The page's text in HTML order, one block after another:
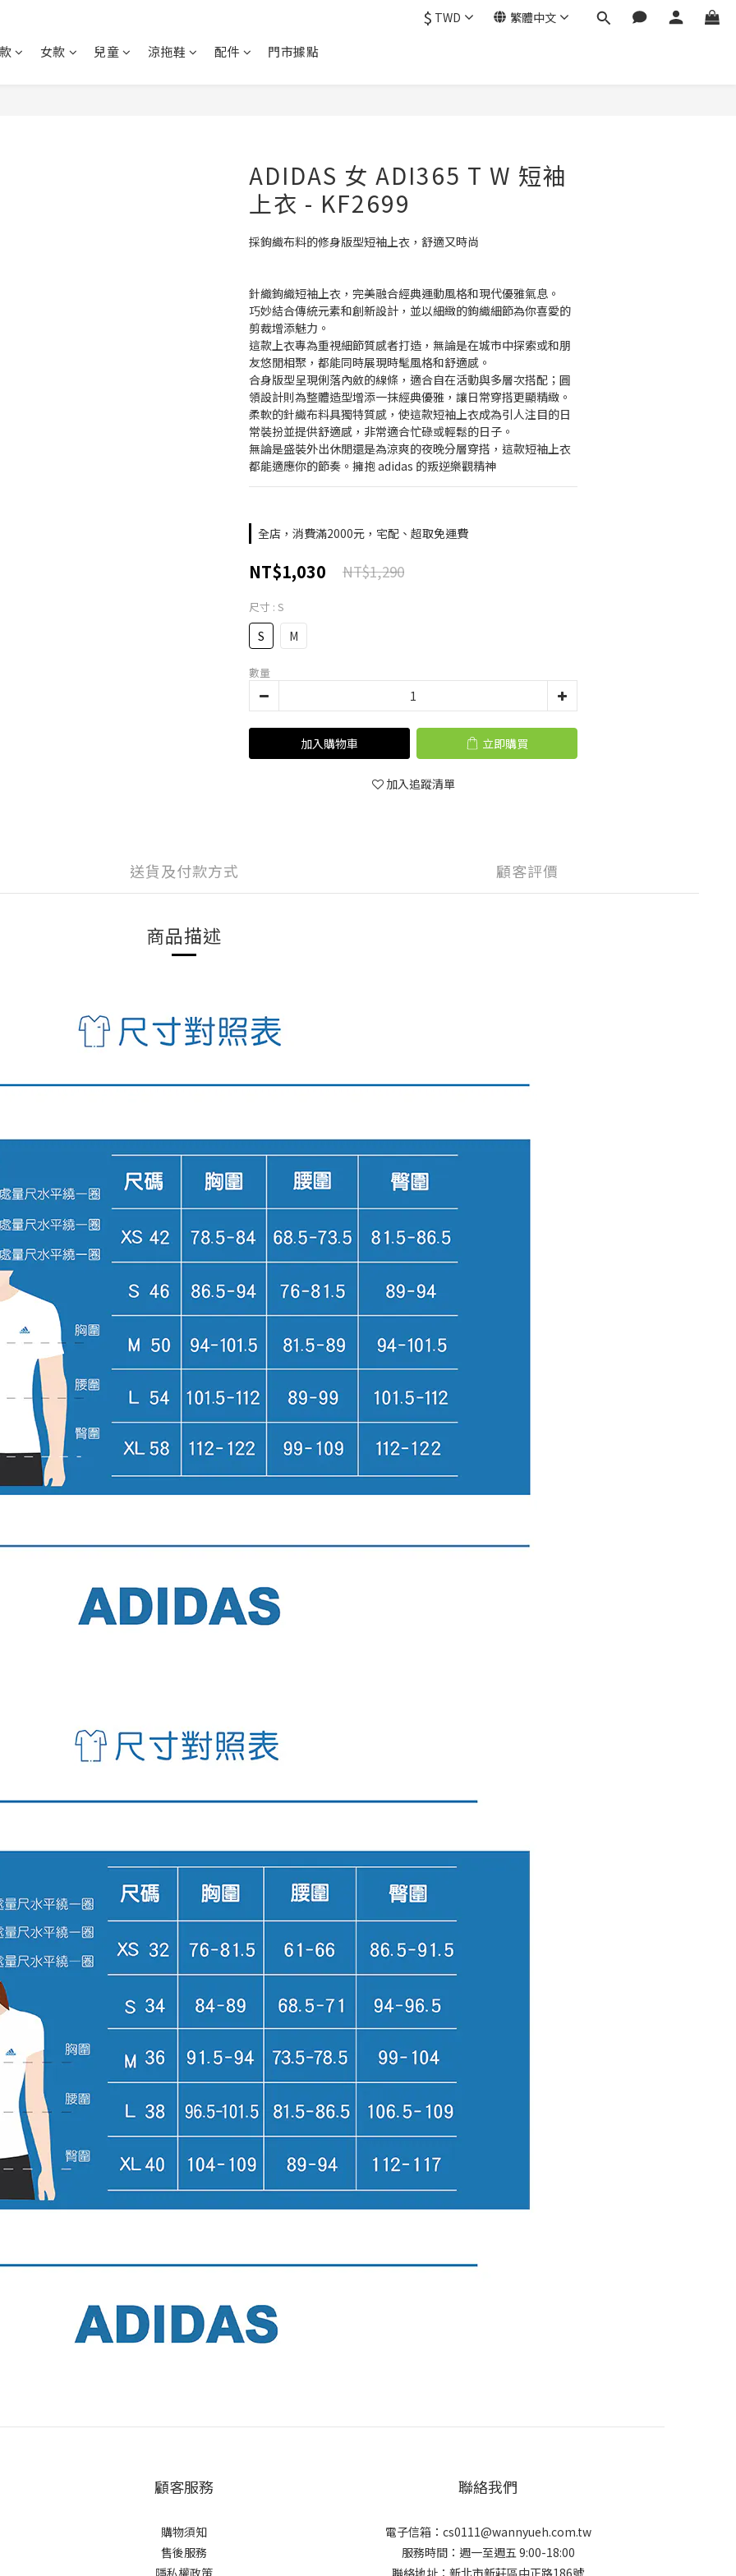
$ TWD 繁體中文
女款 兒童 涼拖鞋 配件 門市據點
ADIDAS 女 ADI365 T W 短袖
上衣 - KF2699
採鉤織布料的修身版型短袖上衣，舒適又時尚
針織鉤織短袖上衣，完美融合經典運動風格和現代優雅氣息。
巧妙結合傳統元素和創新設計，並以細緻的鉤織細節為你喜愛的
剪裁增添魅力。
這款上衣專為重視細節質感者打造，無論是在城市中探索或和朋
友悠閒相聚，都能同時展現時髦風格和舒適感。
合身版型呈現俐落內斂的線條，適合自在活動與多層次搭配；圓
領設計則為整體造型增添一抹經典優雅，讓日常穿搭更顯精緻。
柔軟的針織布料具獨特質感，使這款短袖上衣成為引人注目的日
常裝扮並提供舒適感，非常適合忙碌或輕鬆的日子。
無論是盛裝外出休閒還是為涼爽的夜晚分層穿搭，這款短袖上衣
都能適應你的節奏。擁抱 adidas 的叛逆樂觀精神
全店，消費滿2000元，宅配、超取免運費
NT$1,030 NT$1,290
尺寸 : S
S M
數量
加入購物車 立即購買
加入追蹤清單
送貨及付款方式 顧客評價
商品描述
顧客服務
購物須知
售後服務
隱私權政策
聯絡我們
電子信箱：cs0111@wannyueh.com.tw
服務時間：週一至週五 9:00-18:00
聯絡地址：新北市新莊區中正路186號